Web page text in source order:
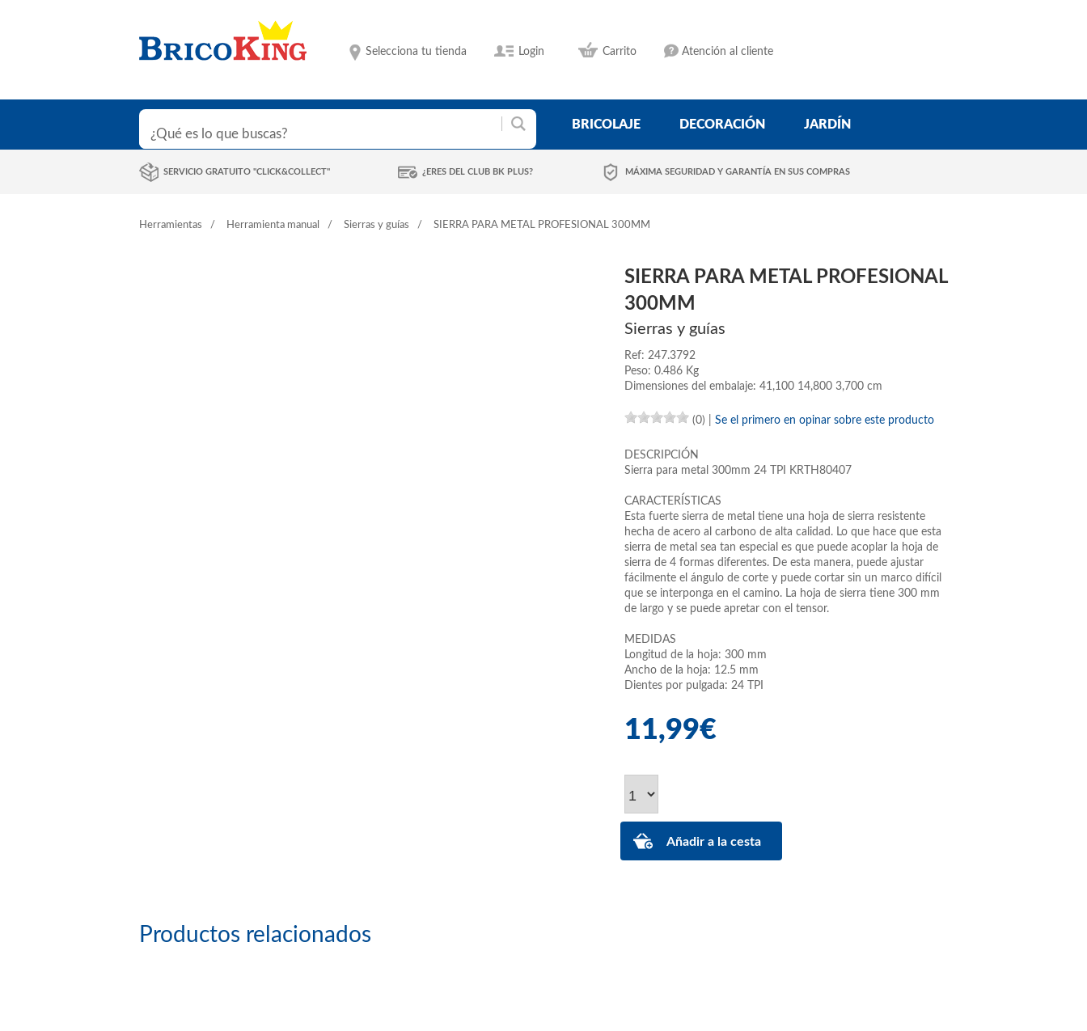
Selecciona tu tienda Login Carrito Atención al cliente
BRICOLAJE DECORACIÓN JARDÍN
SERVICIO GRATUITO "CLICK&COLLECT" ¿ERES DEL CLUB BK PLUS? MÁXIMA SEGURIDAD Y GARANTÍA EN SUS COMPRAS
Herramientas Herramienta manual Sierras y guías SIERRA PARA METAL PROFESIONAL 300MM
SIERRA PARA METAL PROFESIONAL
300MM
Sierras y guías
Ref: 247.3792
Peso: 0.486 Kg
Dimensiones del embalaje: 41,100 14,800 3,700 cm
(0) Se el primero en opinar sobre este producto
DESCRIPCIÓN
Sierra para metal 300mm 24 TPI KRTH80407
CARACTERÍSTICAS
Esta fuerte sierra de metal tiene una hoja de sierra resistente
hecha de acero al carbono de alta calidad. Lo que hace que esta
sierra de metal sea tan especial es que puede acoplar la hoja de
sierra de 4 formas diferentes. De esta manera, puede ajustar
fácilmente el ángulo de corte y puede cortar sin un marco difícil
que se interponga en el camino. La hoja de sierra tiene 300 mm
de largo y se puede apretar con el tensor.
MEDIDAS
Longitud de la hoja: 300 mm
Ancho de la hoja: 12.5 mm
Dientes por pulgada: 24 TPI
11,99€
Productos relacionados